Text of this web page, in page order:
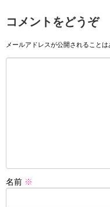
コメントをどうぞ
メールアドレスが公開されることは
名前 ※